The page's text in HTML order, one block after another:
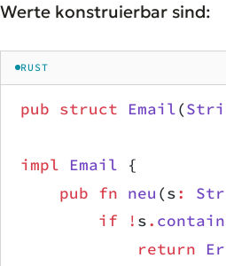
Werte konstruierbar sind:
RUST
pub struct Email(
impl Email {
    pub
fn neu (s:
        if
! s.
            return